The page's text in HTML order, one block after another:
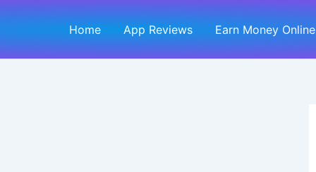
Home App Reviews Earn Money Online